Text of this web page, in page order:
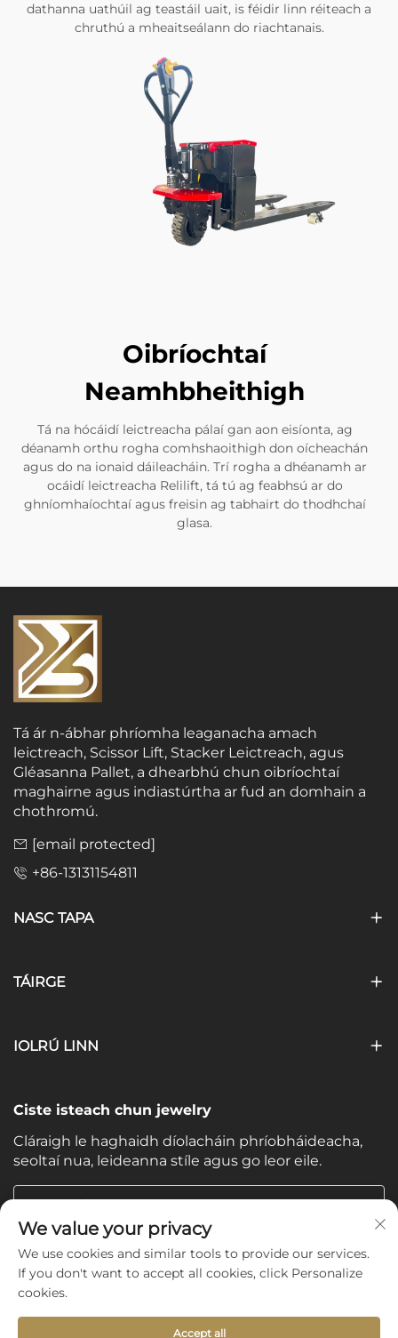
dathanna uathúil ag teastáil uait, is féidir linn réiteach a
chruthú a mheaitseálann do riachtanais.
Oibríochtaí
Neamhbheithigh
Tá na hócáidí leictreacha pálaí gan aon eisíonta, ag
déanamh orthu rogha comhshaoithigh don oícheachán
agus do na ionaid dáileacháin. Trí rogha a dhéanamh ar
ocáidí leictreacha Relilift, tá tú ag feabhsú ar do
ghníomhaíochtaí agus freisin ag tabhairt do thodhchaí
glasa.
Tá ár n-ábhar phríomha leaganacha amach
leictreach, Scissor Lift, Stacker Leictreach, agus
Gléasanna Pallet, a dhearbhú chun oibríochtaí
maghairne agus indiastúrtha ar fud an domhain a
chothromú.
[email protected]
+86-13131154811
NASC TAPA
TÁIRGE
IOLRÚ LINN
Ciste isteach chun jewelry
Cláraigh le haghaidh díolacháin phríobháideacha,
seoltaí nua, leideanna stíle agus go leor eile.
Do Ríomhphost
Subscribe
We value your privacy
We use cookies and similar tools to provide our services.
If you don't want to accept all cookies, click Personalize
cookies.
Accept all